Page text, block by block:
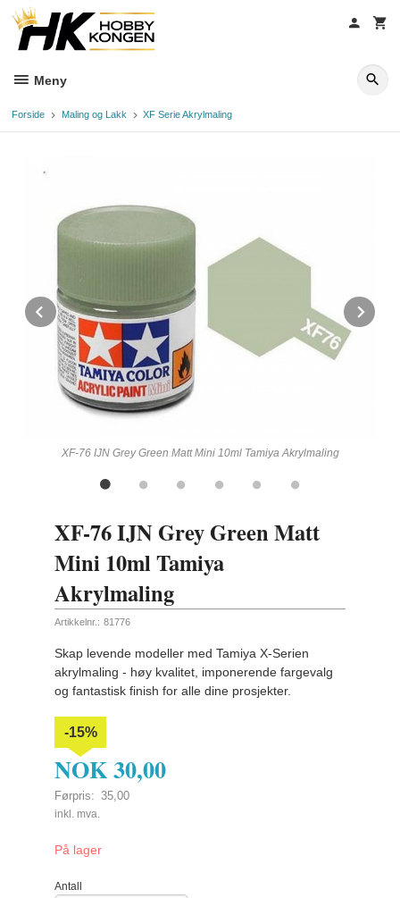
innholdet
Meny
Forside Maling og Lakk XF Serie Akrylmaling
XF-76 IJN Grey Green Matt Mini 10ml Tamiya Akrylmaling
Prev
XF-76 IJN Grey Green Matt
Mini 10ml Tamiya
Akrylmaling
Artikkelnr.: 81776
Skap levende modeller med Tamiya X-Serien
akrylmaling - høy kvalitet, imponerende fargevalg
og fantastisk finish for alle dine prosjekter.
NOK30,00
Førpris: 35,00
Rabatt
-15%
inkl. mva.
På lager
Antall